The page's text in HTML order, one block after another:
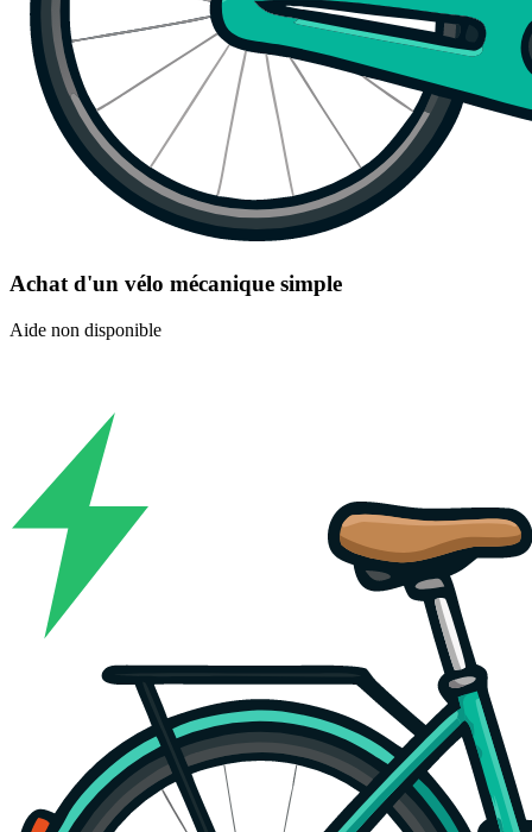
Achat d'un vélo mécanique simple
Aide non disponible